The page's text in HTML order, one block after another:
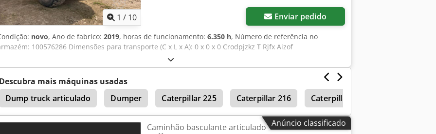
1 / 10 Enviar pedido
novo, Ano de fabrico: 2019, horas de funcionamento: 6.350 h, Número de referência no
100576286 Dimensões para transporte (C x L x A): 0 x 0 x 0 Crodpjzkz T Rjfx Aizof
Descubra mais máquinas usadas
Dump truck articulado
Dumper Caterpillar 225 Caterpillar 216 Caterpillar 215
Anúncio classificado
Caminhão basculante articulado